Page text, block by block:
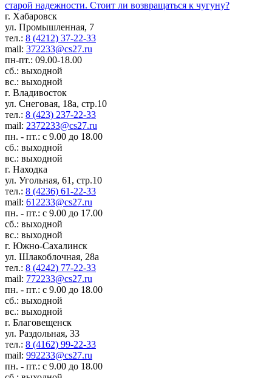
старой надежности. Стоит ли возвращаться к чугуну?
г. Хабаровск
ул. Промышленная, 7
тел.: 8 (4212) 37-22-33
mail: 372233@cs27.ru
пн-пт.: 09.00-18.00
сб.: выходной
вс.: выходной
г. Владивосток
ул. Снеговая, 18а, стр.10
тел.: 8 (423) 237-22-33
mail: 2372233@cs27.ru
пн. - пт.: с 9.00 до 18.00
сб.: выходной
вс.: выходной
г. Находка
ул. Угольная, 61, стр.10
тел.: 8 (4236) 61-22-33
mail: 612233@cs27.ru
пн. - пт.: с 9.00 до 17.00
сб.: выходной
вс.: выходной
г. Южно-Сахалинск
ул. Шлакоблочная, 28а
тел.: 8 (4242) 77-22-33
mail: 772233@cs27.ru
пн. - пт.: с 9.00 до 18.00
сб.: выходной
вс.: выходной
г. Благовещенск
ул. Раздольная, 33
тел.: 8 (4162) 99-22-33
mail: 992233@cs27.ru
пн. - пт.: с 9.00 до 18.00